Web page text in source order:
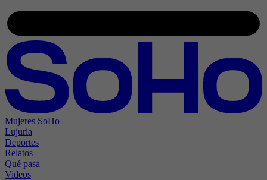
Mujeres SoHo
Lujuria
Deportes
Relatos
Qué pasa
Videos